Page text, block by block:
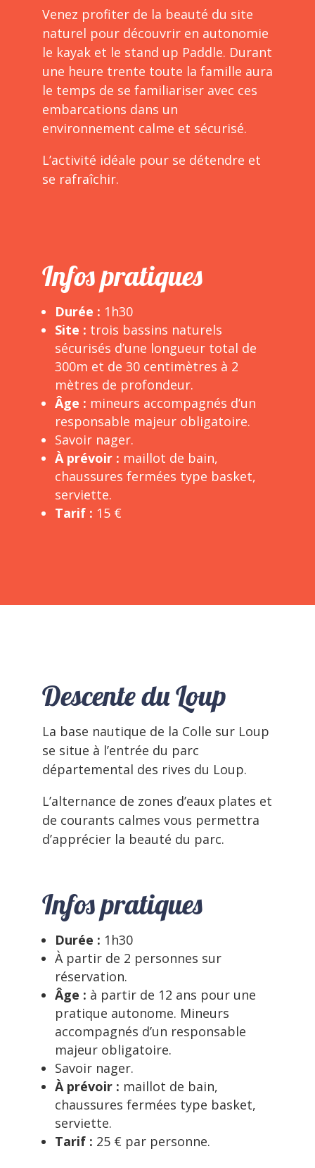
Venez profiter de la beauté du site
naturel pour découvrir en autonomie
le kayak et le stand up Paddle. Durant
une heure trente toute la famille aura
le temps de se familiariser avec ces
embarcations dans un
environnement calme et sécurisé.
L’activité idéale pour se détendre et
se rafraîchir.
Infos pratiques
Durée : 1h30
Site : trois bassins naturels
sécurisés d’une longueur total de
300m et de 30 centimètres à 2
mètres de profondeur.
Âge : mineurs accompagnés d’un
responsable majeur obligatoire.
Savoir nager.
À prévoir : maillot de bain,
chaussures fermées type basket,
serviette.
Tarif : 15 €
Descente du Loup
La base nautique de la Colle sur Loup
se situe à l’entrée du parc
départemental des rives du Loup.
L’alternance de zones d’eaux plates et
de courants calmes vous permettra
d’apprécier la beauté du parc.
Infos pratiques
Durée : 1h30
À partir de 2 personnes sur
réservation.
Âge : à partir de 12 ans pour une
pratique autonome. Mineurs
accompagnés d’un responsable
majeur obligatoire.
Savoir nager.
À prévoir : maillot de bain,
chaussures fermées type basket,
serviette.
Tarif : 25 € par personne.